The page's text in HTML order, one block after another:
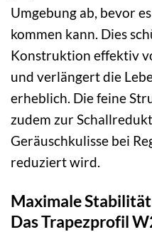
Umgebung ab, bevor
kommen kann. Dies
Konstruktion effektiv
und verlängert die
erheblich. Die feine
zudem zur
Geräuschkulisse bei
reduziert wird.
Maximale
Das Trapezprofil